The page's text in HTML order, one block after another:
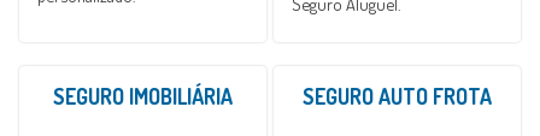
SEGURO IMOBILIÁRIA SEGURO AUTO FROTA